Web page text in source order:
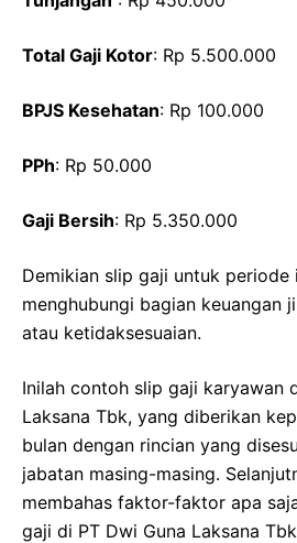
Total Gaji Kotor: Rp 5.500.000
BPJS Kesehatan: Rp 100.000
PPh: Rp 50.000
Gaji Bersih: Rp 5.350.000
Demikian slip gaji untuk periode
menghubungi bagian keuangan
atau ketidaksesuaian.
Inilah contoh slip gaji karyawan
Laksana Tbk, yang diberikan
bulan dengan rincian yang
jabatan masing-masing.
membahas faktor-faktor apa
gaji di PT Dwi Guna Laksana